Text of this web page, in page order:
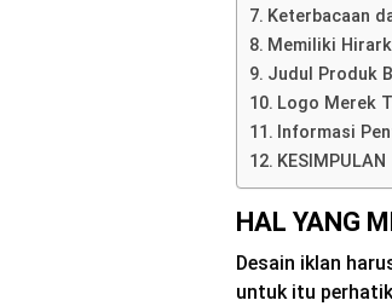
Keterbacaan
Memiliki
Judul Produk
Logo Merek
Informasi
KESIMPULAN
HAL YANG
Desain iklan
untuk itu